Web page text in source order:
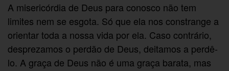
A misericórdia de Deus para conosco não tem
limites nem se esgota. Só que ela nos constrange a
orientar toda a nossa vida por ela. Caso contrário,
desprezamos o perdão de Deus, deitamos a perdê-
lo. A graça de Deus não é uma graça barata, mas